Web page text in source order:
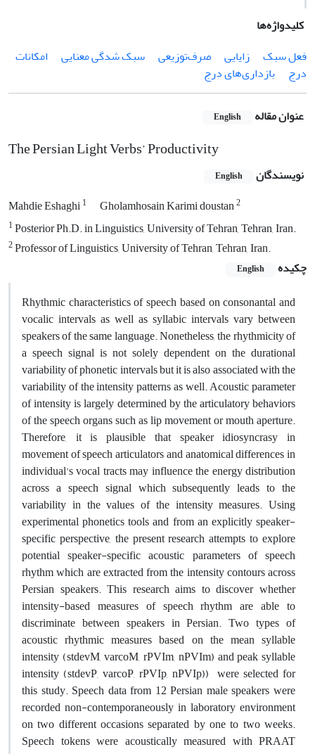
کلیدواژه‌ها
فعل سبک
زایایی صرف‌توزیعی سبک شدگی معنایی
امکانات
درج
بازداری‌های درج
عنوان مقاله English
The Persian Light Verbs’ Productivity
نویسندگان English
Mahdie Eshaghi1 Gholamhosain Karimi doustan2
1Posterior Ph.D. in Linguistics, University of Tehran, Tehran, Iran.
2Professor of Linguistics, University of Tehran, Tehran, Iran.
چکیده
English
Rhythmic characteristics of speech based on consonantal and
vocalic intervals as well as syllabic intervals vary between
speakers of the same language. Nonetheless, the rhythmicity of
a speech signal is not solely dependent on the durational
variability of phonetic intervals but it is also associated with the
variability of the intensity patterns as well. Acoustic parameter
of intensity is largely determined by the articulatory behaviors
of the speech organs such as lip movement or mouth aperture.
Therefore, it is plausible that speaker idiosyncrasy in
movement of speech articulators and anatomical differences in
individual’s vocal tracts may influence the energy distribution
across a speech signal which subsequently leads to the
variability in the values of the intensity measures. Using
experimental phonetics tools and from an explicitly speaker-
specific perspective, the present research attempts to explore
potential speaker-specific acoustic parameters of speech
rhythm which are extracted from the intensity contours across
Persian speakers. This research aims to discover whether
intensity-based measures of speech rhythm are able to
discriminate between speakers in Persian. Two types of
acoustic rhythmic measures based on the mean syllable
intensity (stdevM, varcoM, rPVIm, nPVIm) and peak syllable
intensity (stdevP, varcoP, rPVIp, nPVIp)) were selected for
this study. Speech data from 12 Persian male speakers were
recorded non-contemporaneously in laboratory environment
on two different occasions separated by one to two weeks.
Speech tokens were acoustically measured with PRAAT